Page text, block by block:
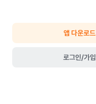
앱 다운로드
로그인/가입